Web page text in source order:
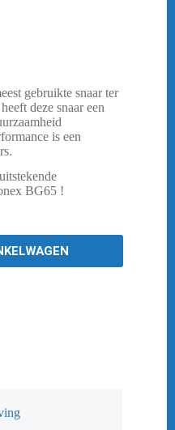
gebruikte snaar ter
deze snaar een
is een
BG65 !